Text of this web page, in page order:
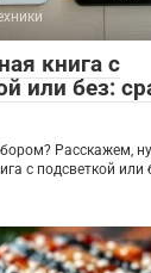
книга с
или без:
Расскажем,
с подсветкой или